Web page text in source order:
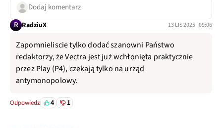
Dodaj komentarz
R RadziuX 13 LIS 2025 · 09:06
Zapomnieliscie tylko dodać szanowni Państwo
redaktorzy, że Vectra jest już wchłonięta praktycznie
przez Play (P4), czekają tylko na urząd
antymonopolowy.
Odpowiedz 4 1